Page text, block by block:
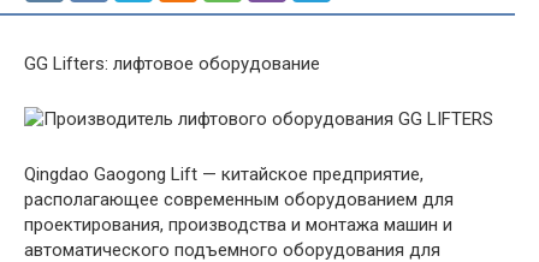
GG Lifters: лифтовое оборудование
Qingdao Gaogong Lift — китайское предприятие,
располагающее современным оборудованием для
проектирования, производства и монтажа машин и
автоматического подъемного оборудования для